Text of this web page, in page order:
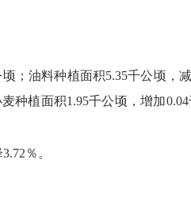
； 油料种植面积5.35千公顷，
麦种植面积1.95千公顷，增加0.04
％。